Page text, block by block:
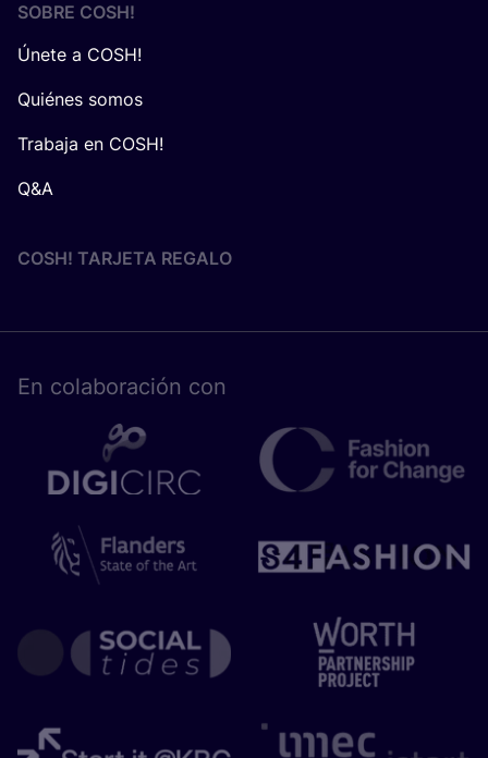
SOBRE COSH!
Únete a COSH!
Quiénes somos
Trabaja en COSH!
Q&A
COSH! TARJETA REGALO
En cola­bo­ra­ción con